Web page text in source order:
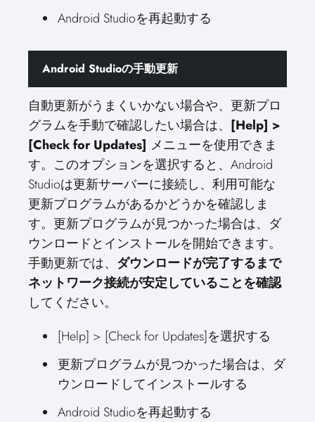
Android Studioを再起動する
Android Studioの手動更新
自動更新がうまくいかない場合や、更新プロ
グラムを手動で確認したい場合は、 [Help] >
[Check for Updates] メニューを使用できま
す。このオプションを選択すると、Android
Studioは更新サーバーに接続し、利用可能な
更新プログラムがあるかどうかを確認しま
す。更新プログラムが見つかった場合は、ダ
ウンロードとインストールを開始できます。
手動更新では、 ダウンロードが完了するまで
ネットワーク接続が安定していることを確認
してください。
[Help] > [Check for Updates]を選択する
更新プログラムが見つかった場合は、ダ
ウンロードしてインストールする
Android Studioを再起動する